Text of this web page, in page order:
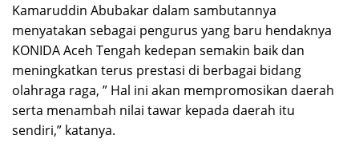
Kamaruddin Abubakar dalam sambutannya
menyatakan sebagai pengurus yang baru hendaknya
KONIDA Aceh Tengah kedepan semakin baik dan
meningkatkan terus prestasi di berbagai bidang
olahraga raga, ” Hal ini akan mempromosikan daerah
serta menambah nilai tawar kepada daerah itu
sendiri,” katanya.